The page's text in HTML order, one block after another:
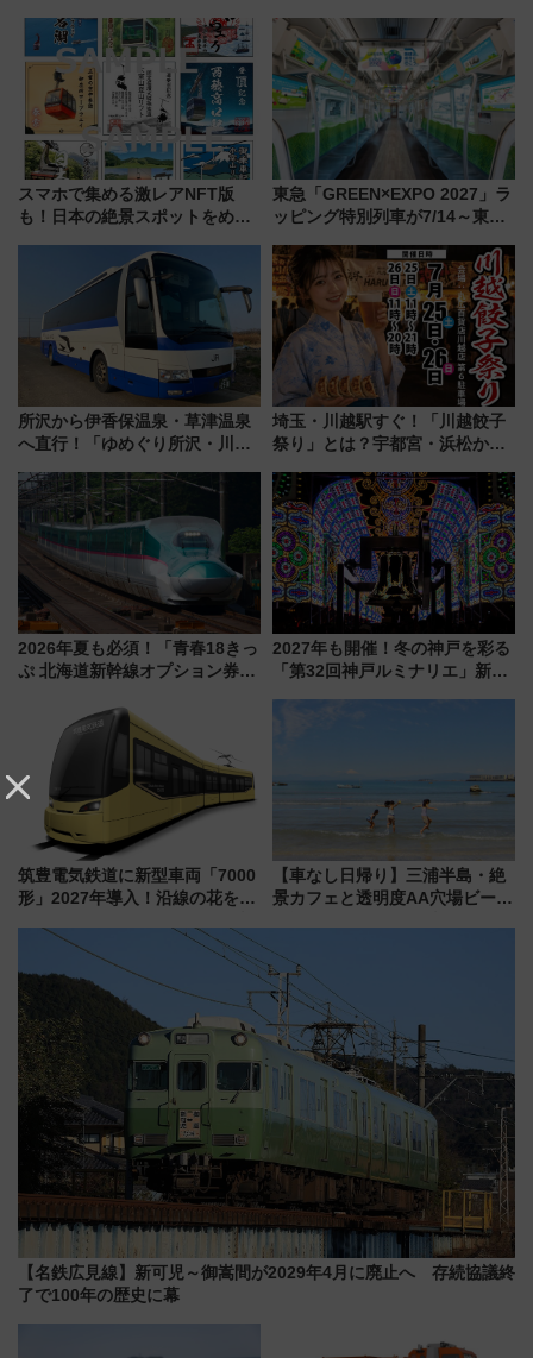
スマホで集める激レアNFT版
も！日本の絶景スポットをめぐ
ん)」企画がスタート
東急「GREEN×EXPO 2027」ラ
ッピング特別列車が7/14～東
ー！ 注目の編成やデザインまと
め
所沢から伊香保温泉・草津温泉
へ直行！「ゆめぐり所沢・川越
軽に 運行ダイヤ・運賃を解説
埼玉・川越駅すぐ！「川越餃子
祭り」とは？宇都宮・浜松から
を食べ比べ【7月25日・26日開
催】
2026年夏も必須！「青春18きっ
ぷ 北海道新幹線オプション券」
2027年も開催！冬の神戸を彩る
「第32回神戸ルミナリエ」新た
記憶を次世代へ
筑豊電気鉄道に新型車両「7000
形」2027年導入！沿線の花をイ
内は落ち着いたゆとりある空間
【車なし日帰り】三浦半島・絶
景カフェと透明度AA穴場ビーチ
う！
【名鉄広見線】新可児～御嵩間が2029年4月に廃止へ 存続協議終
了で100年の歴史に幕